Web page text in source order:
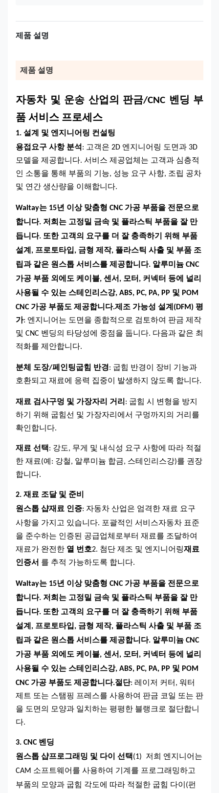
제품 설명
제품 설명
자동차 및 운송 산업의 판금/CNC 벤딩 부
품 서비스 프로세스
1. 설계 및 엔지니어링 컨설팅
용접 요구 사항 분석 : 고객은 2D 엔지니어링 도면과 3D
모델을 제공합니다. 서비스 제공업체는 고객과 심층적
인 소통을 통해 부품의 기능, 성능 요구 사항, 조립 공차
및 연간 생산량을 이해합니다.
Waltay는 15년 이상 맞춤형 CNC 가공 부품을 전문으로
합니다. 저희는 고정밀 금속 및 플라스틱 부품을 잘 만
듭니다. 또한 고객의 요구를 더 잘 충족하기 위해 부품
설계, 프로토타입, 금형 제작, 플라스틱 사출 및 부품 조
립과 같은 원스톱 서비스를 제공합니다. 알루미늄 CNC
가공 부품 외에도 케이블, 센서, 모터, 커넥터 등에 널리
사용될 수 있는 스테인리스강, ABS, PC, PA, PP 및 POM
CNC 가공 부품도 제공합니다.제조 가능성 설계(DFM) 평
가: 엔지니어는 도면을 종합적으로 검토하여 판금 제작
및 CNC 벤딩의 타당성에 중점을 둡니다. 다음과 같은 최
적화를 제안합니다.
분체 도장/페인팅굽힘 반경: 굽힘 반경이 장비 기능과
호환되고 재료에 응력 집중이 발생하지 않도록 합니다.
재료 검사구멍 및 가장자리 거리 : 굽힘 시 변형을 방지
하기 위해 굽힘선 및 가장자리에서 구멍까지의 거리를
확인합니다.
재료 선택: 강도, 무게 및 내식성 요구 사항에 따라 적절
한 재료(예: 강철, 알루미늄 합금, 스테인리스강)를 권장
합니다.
2. 재료 조달 및 준비
원스톱 샵재료 인증: 자동차 산업은 엄격한 재료 요구
사항을 가지고 있습니다. 포괄적인 서비스자동차 표준
을 준수하는 인증된 공급업체로부터 재료를 조달하여
재료가 완전한 열 번호2. 첨단 제조 및 엔지니어링재료
인증서 를 추적 가능하도록 합니다.
Waltay는 15년 이상 맞춤형 CNC 가공 부품을 전문으로
합니다. 저희는 고정밀 금속 및 플라스틱 부품을 잘 만
듭니다. 또한 고객의 요구를 더 잘 충족하기 위해 부품
설계, 프로토타입, 금형 제작, 플라스틱 사출 및 부품 조
립과 같은 원스톱 서비스를 제공합니다. 알루미늄 CNC
가공 부품 외에도 케이블, 센서, 모터, 커넥터 등에 널리
사용될 수 있는 스테인리스강, ABS, PC, PA, PP 및 POM
CNC 가공 부품도 제공합니다.절단: 레이저 커터, 워터
제트 또는 스탬핑 프레스를 사용하여 판금 코일 또는 판
을 도면의 모양과 일치하는 평평한 블랭크로 절단합니
다.
3. CNC 벤딩
원스톱 샵프로그래밍 및 다이 선택(1) 저희 엔지니어는
CAM 소프트웨어를 사용하여 기계를 프로그래밍하고
부품의 모양과 굽힘 각도에 따라 적절한 굽힘 다이(펀